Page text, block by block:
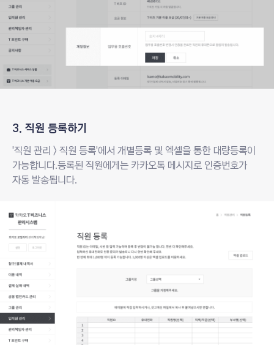
3. 직원 등록하기
'직원 관리 > 직원 등록'에서 개별등록 및 엑셀을 통한 대량등록이
가능합니다.등록된 직원에게는 카카오톡 메시지로 인증번호가
자동 발송됩니다.